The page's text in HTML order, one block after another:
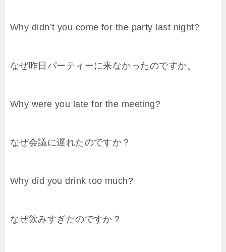
Why didn’t you come for the party last night?
なぜ昨日パーティーに来なかったのですか。
Why were you late for the meeting?
なぜ会議に遅れたのですか？
Why did you drink too much?
なぜ飲みすぎたのですか？